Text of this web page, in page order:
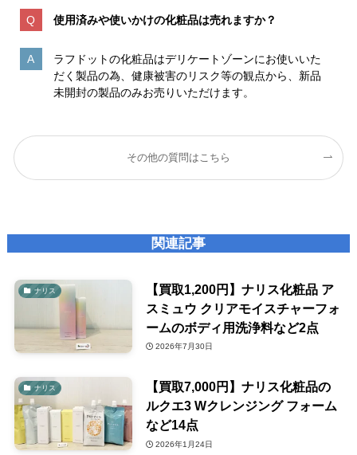
使用済みや使いかけの化粧品は売れますか？
ラフドットの化粧品はデリケートゾーンにお使いいた
だく製品の為、健康被害のリスク等の観点から、新品
未開封の製品のみお売りいただけます。
その他の質問はこちら
関連記事
ナリス
【買取1,200円】ナリス化粧品 ア
スミュウ クリアモイスチャーフォ
ームのボディ用洗浄料など2点
2026年7月30日
ナリス
【買取7,000円】ナリス化粧品の
ルクエ3 Wクレンジング フォーム
など14点
2026年1月24日